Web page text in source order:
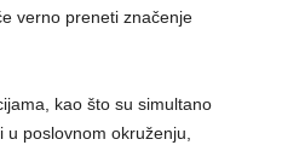
verno preneti značenje
kao što su simultano
u poslovnom okruženju,